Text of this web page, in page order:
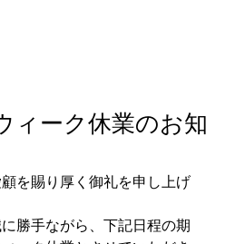
ィーク休業のお知
を賜り厚く御礼を申し上げ
勝手ながら、下記日程の期